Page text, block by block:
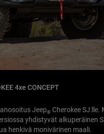
4xe CONCEPT
Jeep®Cherokee SJ:lle.
yhdistyvät alkuperäinen
henkivä monivärinen maali.